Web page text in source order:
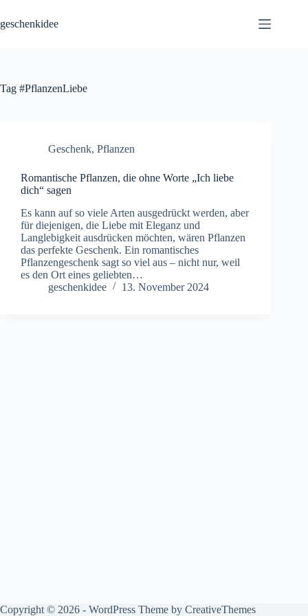
content
geschenkidee
Tag #PflanzenLiebe
Geschenk, Pflanzen
Romantische Pflanzen, die ohne Worte „Ich liebe
dich“ sagen
Es kann auf so viele Arten ausgedrückt werden, aber
für diejenigen, die Liebe mit Eleganz und
Langlebigkeit ausdrücken möchten, wären Pflanzen
das perfekte Geschenk. Ein romantisches
Pflanzengeschenk sagt so viel aus – nicht nur, weil
es den Ort eines geliebten…
geschenkidee
13. November 2024
Copyright © 2026 - WordPress Theme by CreativeThemes